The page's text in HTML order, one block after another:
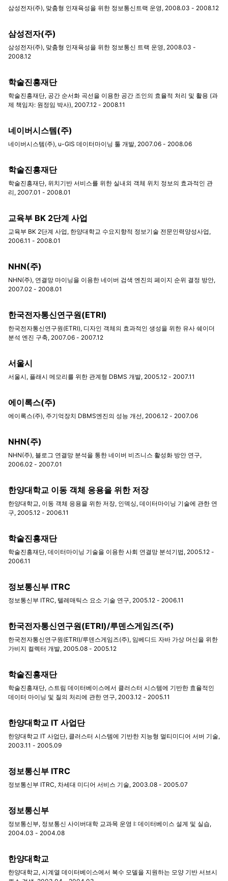
삼성전자(주), 맞춤형 인재육성을 위한 정보통신트랙 운영, 2008.03 - 2008.12
삼성전자(주)
삼성전자(주), 맞춤형 인재육성을 위한 정보통신 트랙 운영, 2008.03 -
2008.12
학술진흥재단
학술진흥재단, 공간 순서화 곡선을 이용한 공간 조인의 효율적 처리 및 활용 (과
제 책임자: 원정임 박사), 2007.12 - 2008.11
네이버시스템(주)
네이버시스템(주), u-GIS 데이터마이닝 툴 개발, 2007.06 - 2008.06
학술진흥재단
학술진흥재단, 위치기반 서비스를 위한 실내외 객체 위치 정보의 효과적인 관
리, 2007.01 - 2008.01
교육부 BK 2단계 사업
교육부 BK 2단계 사업, 한양대학교 수요지향적 정보기술 전문인력양성사업,
2006.11 - 2008.01
NHN(주)
NHN(주), 연결망 마이닝을 이용한 네이버 검색 엔진의 페이지 순위 결정 방안,
2007.02 - 2008.01
한국전자통신연구원(ETRI)
한국전자통신연구원(ETRI), 디자인 객체의 효과적인 생성을 위한 유사 쉐이더
분석 엔진 구축, 2007.06 - 2007.12
서울시
서울시, 플래시 메모리를 위한 관계형 DBMS 개발, 2005.12 - 2007.11
에이록스(주)
에이록스(주), 주기억장치 DBMS엔진의 성능 개선, 2006.12 - 2007.06
NHN(주)
NHN(주), 블로그 연결망 분석을 통한 네이버 비즈니스 활성화 방안 연구,
2006.02 - 2007.01
한양대학교 이동 객체 응용을 위한 저장
한양대학교, 이동 객체 응용을 위한 저장, 인덱싱, 데이터마이닝 기술에 관한 연
구, 2005.12 - 2006.11
학술진흥재단
학술진흥재단, 데이터마이닝 기술을 이용한 사회 연결망 분석기법, 2005.12 -
2006.11
정보통신부 ITRC
정보통신부 ITRC, 텔레매틱스 요소 기술 연구, 2005.12 - 2006.11
한국전자통신연구원(ETRI)/루덴스게임즈(주)
한국전자통신연구원(ETRI)/루덴스게임즈(주), 임베디드 자바 가상 머신을 위한
가비지 컬렉터 개발, 2005.08 - 2005.12
학술진흥재단
학술진흥재단, 스트림 데이터베이스에서 클러스터 시스템에 기반한 효율적인
데이터 마이닝 및 질의 처리에 관한 연구, 2003.12 - 2005.11
한양대학교 IT 사업단
한양대학교 IT 사업단, 클러스터 시스템에 기반한 지능형 멀티미디어 서버 기술,
2003.11 - 2005.09
정보통신부 ITRC
정보통신부 ITRC, 차세대 미디어 서비스 기술, 2003.08 - 2005.07
정보통신부
정보통신부, 정보통신 사이버대학 교과목 운영 I: 데이터베이스 설계 및 실습,
2004.03 - 2004.08
한양대학교
한양대학교, 시계열 데이터베이스에서 복수 모델을 지원하는 모양 기반 서브시